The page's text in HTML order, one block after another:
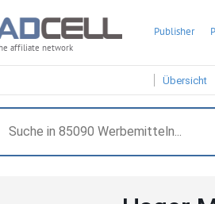
affiliate network
Publisher
Übersicht